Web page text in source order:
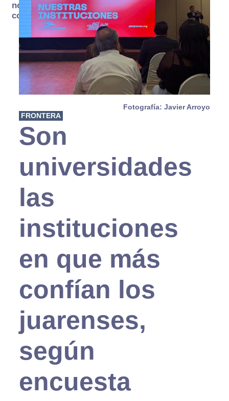
no se
consume
Fotografía: Javier Arroyo
FRONTERA
Son
universidades
las
instituciones
en que más
confían los
juarenses,
según
encuesta